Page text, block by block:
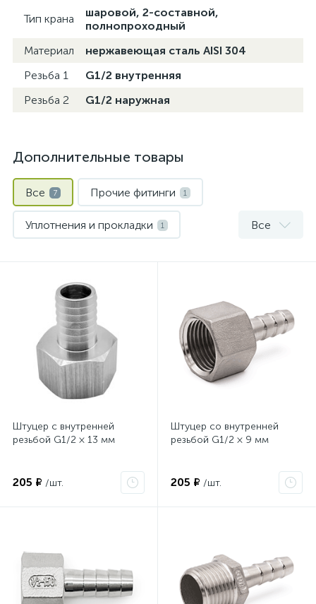
Тип крана
шаровой, 2-составной,
полнопроходный
Материал
нержавеющая сталь AISI 304
Резьба 1
G1/2 внутренняя
Резьба 2
G1/2 наружная
Дополнительные товары
Все 7 Прочие фитинги 1
Уплотнения и прокладки 1 Все
Штуцер с внутренней
резьбой G1/2 × 13 мм
205 ₽ /шт.
Штуцер со внутренней
резьбой G1/2 × 9 мм
205 ₽ /шт.